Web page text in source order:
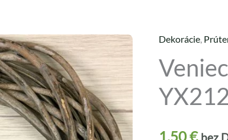
Dekorácie,
1,50€
množstvo
Veniec
prútený
20cm
G